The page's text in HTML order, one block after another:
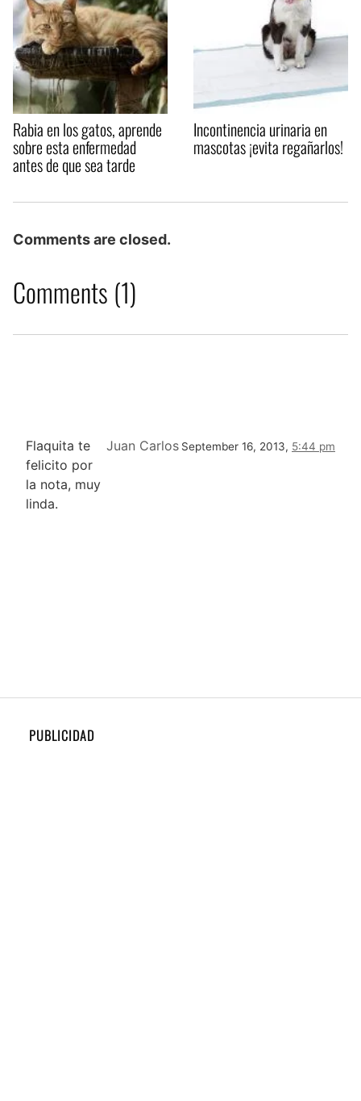
Rabia en los gatos, aprende
sobre esta enfermedad
antes de que sea tarde
Incontinencia urinaria en
mascotas ¡evita regañarlos!
Comments are closed.
Comments (1)
Juan Carlos September 16, 2013, 5:44 pm
Flaquita te
felicito por
la nota, muy
linda.
PUBLICIDAD